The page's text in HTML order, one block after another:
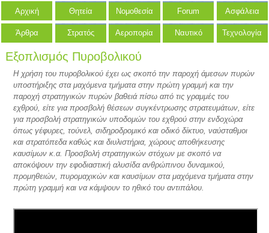
Αρχική Θητεία Νομοθεσία Forum Ασφάλεια
Άρθρα Στρατός Αεροπορία Ναυτικό Τεχνολογία
Εξοπλισμός Πυροβολικού
Η χρήση του πυροβολικού έχει ως σκοπό την παροχή άμεσων πυρών
υποστήριξης στα μαχόμενα τμήματα στην πρώτη γραμμή και την
παροχή στρατηγικών πυρών βαθειά πίσω από τις γραμμές του
εχθρού, είτε για προσβολή θέσεων συγκέντρωσης στρατευμάτων, είτε
για προσβολή στρατηγικών υποδομών του εχθρού στην ενδοχώρα
όπως γέφυρες, τούνελ, σιδηροδρομικό και οδικό δίκτυο, ναύσταθμοι
και στρατόπεδα καθώς και διυλιστήρια, χώρους αποθήκευσης
καυσίμων κ.α. Προσβολή στρατηγικών στόχων με σκοπό να
αποκόψουν την εφοδιαστική αλυσίδα ανθρώπινου δυναμικού,
προμηθειών, πυρομαχικών και καυσίμων στα μαχόμενα τμήματα στην
πρώτη γραμμή και να κάμψουν το ηθικό του αντιπάλου.